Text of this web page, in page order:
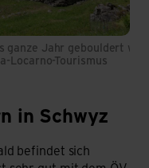
ganze Jahr gebouldert
Locarno-Tourismus
in Schwyz
befindet sich